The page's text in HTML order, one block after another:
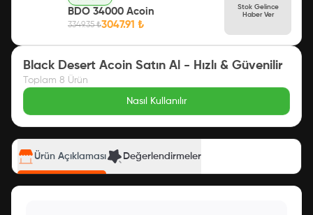
Black Desert Acoin Satın Al - Hızlı & Güvenilir
Toplam 8 Ürün
Nasıl Kullanılır
BDO 34000 Acoin
3349.35₺3047.91 ₺
Stok Gelince
Haber Ver
Ürün Açıklaması Değerlendirmeler